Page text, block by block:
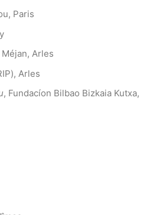
Paris
Arles
Arles
, Fundacíon Bilbao Bizkaia Kutxa,